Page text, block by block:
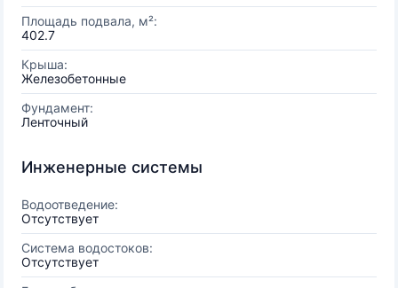
Площадь подвала, м²:
402.7
Крыша:
Железобетонные
Фундамент:
Ленточный
Инженерные системы
Водоотведение:
Отсутствует
Система водостоков:
Отсутствует